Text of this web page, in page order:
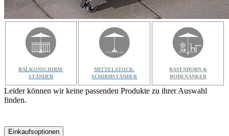
BALKONSCHIRM-
STÄNDER
MITTELSTOCK-
SCHIRMSTÄNDER
RASENDORN &
BODENANKER
Einkaufsoptionen
Leider können wir keine passenden Produkte zu ihrer Auswahl
finden.